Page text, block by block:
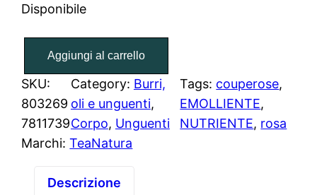
Disponibile
U
g
u
e
n
Aggiungi al carrello
SKU:
803269
7811739
Category: Burri,
oli e unguenti
Corpo, Unguenti
Tags: couperose
EMOLLIENTE
NUTRIENTE, rosa
Marchi:TeaNatura
Descrizione